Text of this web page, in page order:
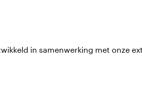
in samenwerking met onze